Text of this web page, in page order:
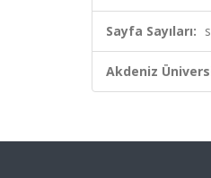
Sayfa Sayıları:
Akdeniz